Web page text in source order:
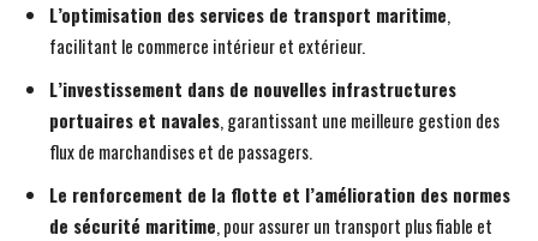
L’optimisation des services de transport maritime,
facilitant le commerce intérieur et extérieur.
L’investissement dans de nouvelles infrastructures
portuaires et navales, garantissant une meilleure gestion des
flux de marchandises et de passagers.
Le renforcement de la flotte et l’amélioration des normes
de sécurité maritime, pour assurer un transport plus fiable et